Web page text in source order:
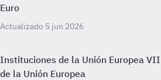
Euro
Actualizado 5 jun 2026
Instituciones de la Unión Europea
de la Unión Europea